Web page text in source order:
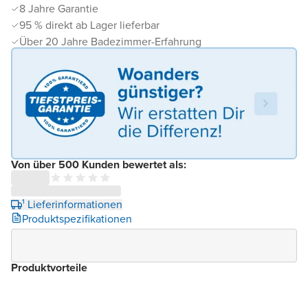
8 Jahre Garantie
95 % direkt ab Lager lieferbar
Über 20 Jahre Badezimmer-Erfahrung
Von über 500 Kunden bewertet als:
¹ Lieferinformationen
Produktspezifikationen
Produktvorteile